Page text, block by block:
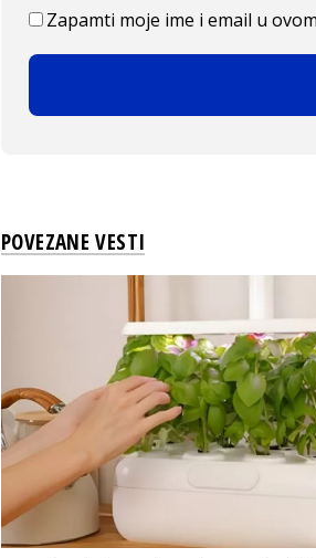
Zapamti moje ime i email u
POVEZANE VESTI